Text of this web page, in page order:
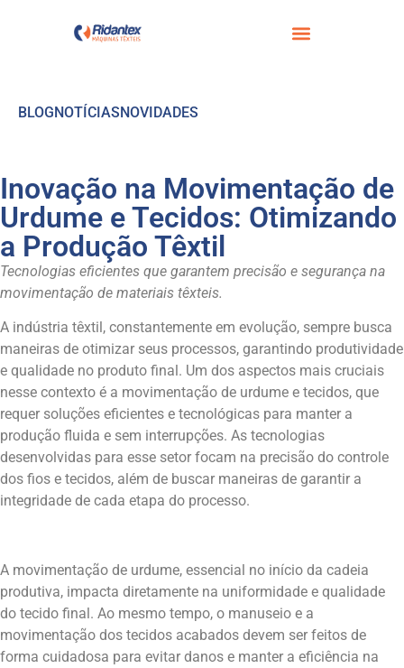
BLOGNOTÍCIASNOVIDADES
Inovação na Movimentação de
Urdume e Tecidos: Otimizando
a Produção Têxtil
Tecnologias eficientes que garantem precisão e segurança na
movimentação de materiais têxteis.
A indústria têxtil, constantemente em evolução, sempre busca
maneiras de otimizar seus processos, garantindo produtividade
e qualidade no produto final. Um dos aspectos mais cruciais
nesse contexto é a movimentação de urdume e tecidos, que
requer soluções eficientes e tecnológicas para manter a
produção fluida e sem interrupções. As tecnologias
desenvolvidas para esse setor focam na precisão do controle
dos fios e tecidos, além de buscar maneiras de garantir a
integridade de cada etapa do processo.
A movimentação de urdume, essencial no início da cadeia
produtiva, impacta diretamente na uniformidade e qualidade
do tecido final. Ao mesmo tempo, o manuseio e a
movimentação dos tecidos acabados devem ser feitos de
forma cuidadosa para evitar danos e manter a eficiência na